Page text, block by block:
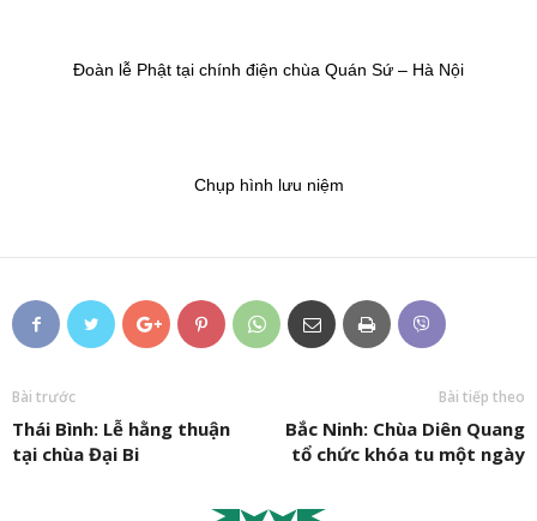
Đoàn lễ Phật tại chính điện chùa Quán Sứ – Hà Nội
Chụp hình lưu niệm
Bài trước
Thái Bình: Lễ hằng thuận
tại chùa Đại Bi
Bài tiếp theo
Bắc Ninh: Chùa Diên Quang
tổ chức khóa tu một ngày